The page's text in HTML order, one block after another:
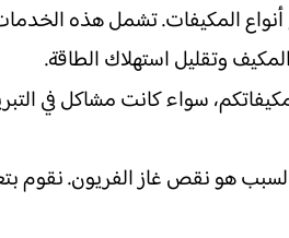
المكيفات. تشمل هذه الخدمات
وتقليل استهلاك الطاقة.
سواء كانت مشاكل في
هو نقص غاز الفريون. نقوم